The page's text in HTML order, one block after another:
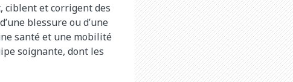
ciblent et corrigent des
blessure ou d’une
santé et une mobilité
soignante, dont les